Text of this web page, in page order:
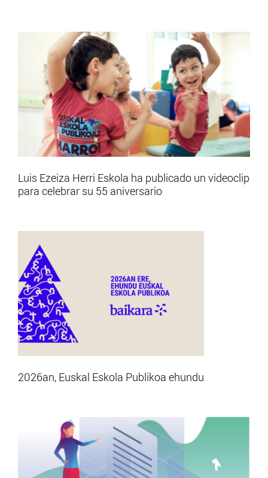
Luis Ezeiza Herri Eskola ha publicado un videoclip
para celebrar su 55 aniversario
2026an, Euskal Eskola Publikoa ehundu